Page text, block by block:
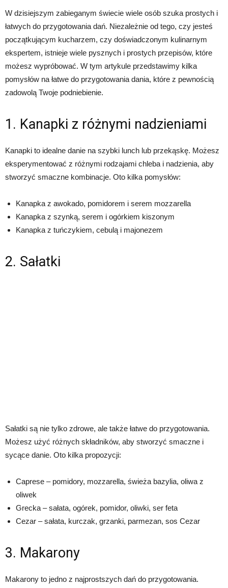
W dzisiejszym zabieganym świecie wiele osób szuka prostych i
łatwych do przygotowania dań. Niezależnie od tego, czy jesteś
początkującym kucharzem, czy doświadczonym kulinarnym
ekspertem, istnieje wiele pysznych i prostych przepisów, które
możesz wypróbować. W tym artykule przedstawimy kilka
pomysłów na łatwe do przygotowania dania, które z pewnością
zadowolą Twoje podniebienie.
1. Kanapki z różnymi nadzieniami
Kanapki to idealne danie na szybki lunch lub przekąskę. Możesz
eksperymentować z różnymi rodzajami chleba i nadzienia, aby
stworzyć smaczne kombinacje. Oto kilka pomysłów:
Kanapka z awokado, pomidorem i serem mozzarella
Kanapka z szynką, serem i ogórkiem kiszonym
Kanapka z tuńczykiem, cebulą i majonezem
2. Sałatki
Sałatki są nie tylko zdrowe, ale także łatwe do przygotowania.
Możesz użyć różnych składników, aby stworzyć smaczne i
sycące danie. Oto kilka propozycji:
Caprese – pomidory, mozzarella, świeża bazylia, oliwa z
oliwek
Grecka – sałata, ogórek, pomidor, oliwki, ser feta
Cezar – sałata, kurczak, grzanki, parmezan, sos Cezar
3. Makarony
Makarony to jedno z najprostszych dań do przygotowania.